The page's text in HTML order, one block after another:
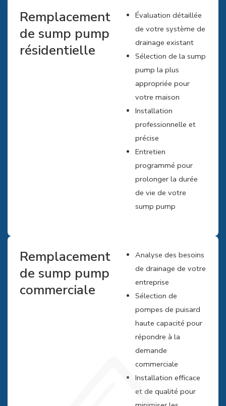
Remplacement
de sump pump
résidentielle
Évaluation détaillée
de votre système de
drainage existant
Sélection de la sump
pump la plus
appropriée pour
votre maison
Installation
professionnelle et
précise
Entretien
programmé pour
prolonger la durée
de vie de votre
sump pump
Remplacement
de sump pump
commerciale
Analyse des besoins
de drainage de votre
entreprise
Sélection de
pompes de puisard
haute capacité pour
répondre à la
demande
commerciale
Installation efficace
et de qualité pour